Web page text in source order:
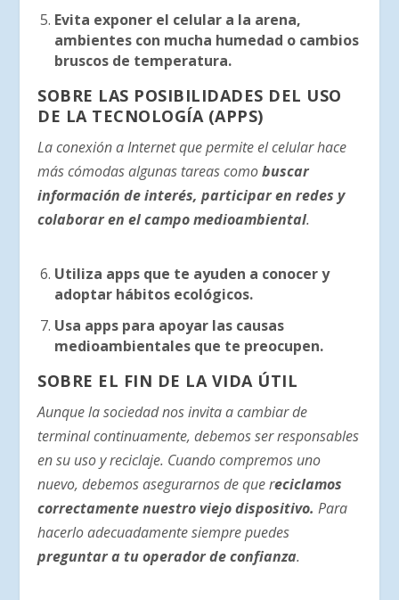
Evita exponer el celular a la arena,
ambientes con mucha humedad o cambios
bruscos de temperatura.
SOBRE LAS POSIBILIDADES DEL USO
DE LA TECNOLOGÍA (APPS)
La conexión a Internet que permite el celular hace
más cómodas algunas tareas comobuscar
información de interés, participar en redes y
colaborar en el campo medioambiental.
Utiliza apps que te ayuden a conocer y
adoptar hábitos ecológicos.
Usa apps para apoyar las causas
medioambientales que te preocupen.
SOBRE EL FIN DE LA VIDA ÚTIL
Aunque la sociedad nos invita a cambiar de
terminal continuamente, debemos ser responsables
en su uso y reciclaje. Cuando compremos uno
nuevo, debemos asegurarnos de que reciclamos
correctamente nuestro viejo dispositivo. Para
hacerlo adecuadamente siempre puedes
preguntar a tu operador de confianza.